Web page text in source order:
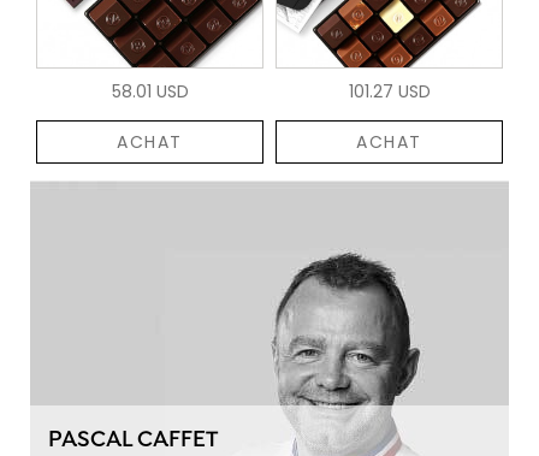
58.01 USD
ACHAT
101.27 USD
ACHAT
PASCAL CAFFET